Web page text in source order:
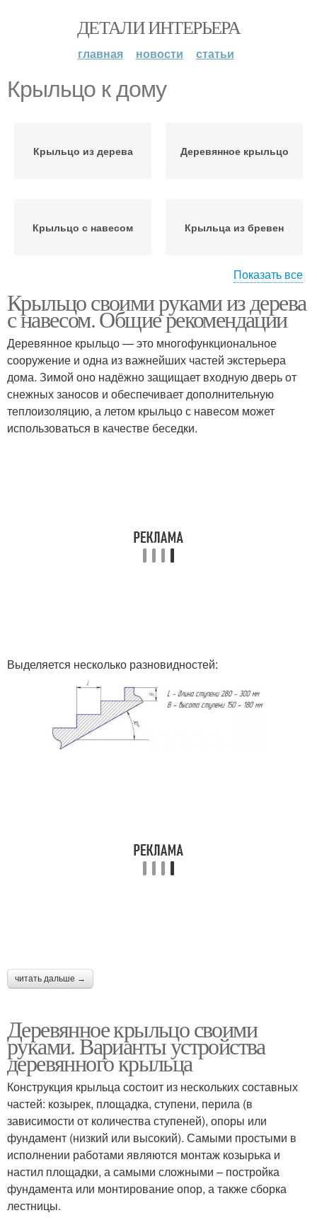
ДЕТАЛИ ИНТЕРЬЕРА
главная новости статьи
Крыльцо к дому
Крыльцо из дерева Деревянное крыльцо
Крыльцо с навесом Крыльца из бревен
Руки в частном доме
кирпичное крыльцо
Закрытое крыльцо Входное крыльцо
Полукруглое крыльцо Крыльцо из металла
Крыльцо в частном
Решения для закрытого
Крыльцо из
Лестницы в частном
Пристройка к дому Вход в дом
Материалы для
Показать все
Крыльцо своими руками из дерева
с навесом. Общие рекомендации
Деревянное крыльцо — это многофункциональное
сооружение и одна из важнейших частей экстерьера
дома. Зимой оно надёжно защищает входную дверь от
снежных заносов и обеспечивает дополнительную
теплоизоляцию, а летом крыльцо с навесом может
использоваться в качестве беседки.
Выделяется несколько разновидностей:
читать дальше →
Деревянное крыльцо своими
руками. Варианты устройства
деревянного крыльца
Конструкция крыльца состоит из нескольких составных
частей: козырек, площадка, ступени, перила (в
зависимости от количества ступеней), опоры или
фундамент (низкий или высокий). Самыми простыми в
исполнении работами являются монтаж козырька и
настил площадки, а самыми сложными – постройка
фундамента или монтирование опор, а также сборка
лестницы.